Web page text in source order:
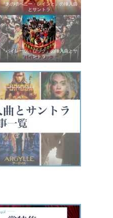
『あの頃ペニー・レインと』の挿入曲
とサントラ
『パイレーツ・ロック』の挿入曲とサ
ントラ